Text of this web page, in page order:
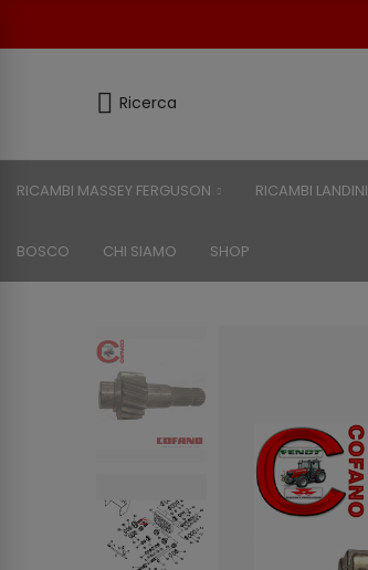
Ricerca
RICAMBI MASSEY FERGUSON RICAMBI LANDINI
BOSCO CHI SIAMO SHOP